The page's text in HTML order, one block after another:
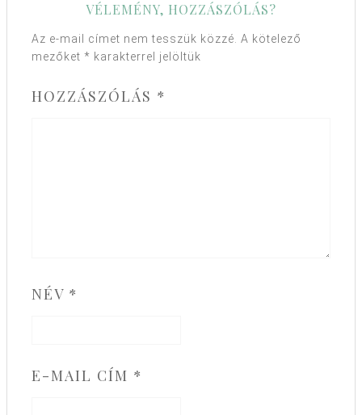
VÉLEMÉNY, HOZZÁSZÓLÁS?
Az e-mail címet nem tesszük közzé. A kötelező
mezőket * karakterrel jelöltük
HOZZÁSZÓLÁS *
NÉV *
E-MAIL CÍM *